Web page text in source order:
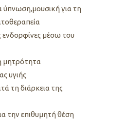
ύπνωση,μουσική για τη
ενδορφίνες μέσω του
μητρότητα
υγιής
τη διάρκεια της
την επιθυμητή θέση